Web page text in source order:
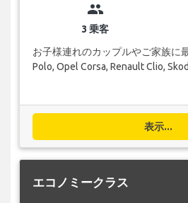
group
3 乗客
お子様連れのカップルやご家族に
Polo, Opel Corsa, Renault Clio,
表示...
エコノミークラス